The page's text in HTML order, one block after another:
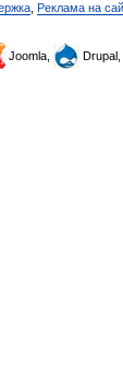
Реклама на
Joomla, Drupal,